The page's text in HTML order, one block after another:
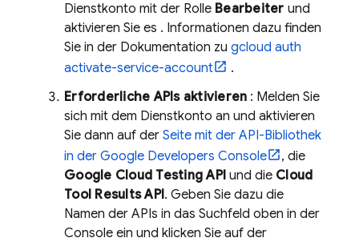
Dienstkonto mit der Rolle Bearbeiter und
aktivieren Sie es . Informationen dazu finden
Sie in der Dokumentation zu gcloud auth
activate-service-account
.
Erforderliche APIs aktivieren : Melden Sie
sich mit dem Dienstkonto an und aktivieren
Sie dann auf der Seite mit der API-Bibliothek
in der Google Developers Console
, die
Google Cloud Testing API und die Cloud
Tool Results API. Geben Sie dazu die
Namen der APIs in das Suchfeld oben in der
Console ein und klicken Sie auf der